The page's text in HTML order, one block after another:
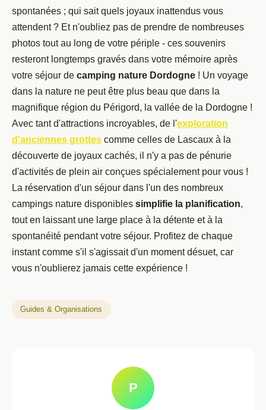
spontanées ; qui sait quels joyaux inattendus vous
attendent ? Et n'oubliez pas de prendre de nombreuses
photos tout au long de votre périple - ces souvenirs
resteront longtemps gravés dans votre mémoire après
votre séjour de camping nature Dordogne ! Un voyage
dans la nature ne peut être plus beau que dans la
magnifique région du Périgord, la vallée de la Dordogne !
Avec tant d'attractions incroyables, de l'exploration
d'anciennes grottes comme celles de Lascaux à la
découverte de joyaux cachés, il n'y a pas de pénurie
d'activités de plein air conçues spécialement pour vous !
La réservation d'un séjour dans l'un des nombreux
campings nature disponibles simplifie la planification,
tout en laissant une large place à la détente et à la
spontanéité pendant votre séjour. Profitez de chaque
instant comme s'il s'agissait d'un moment désuet, car
vous n'oublierez jamais cette expérience !
Guides & Organisations
P